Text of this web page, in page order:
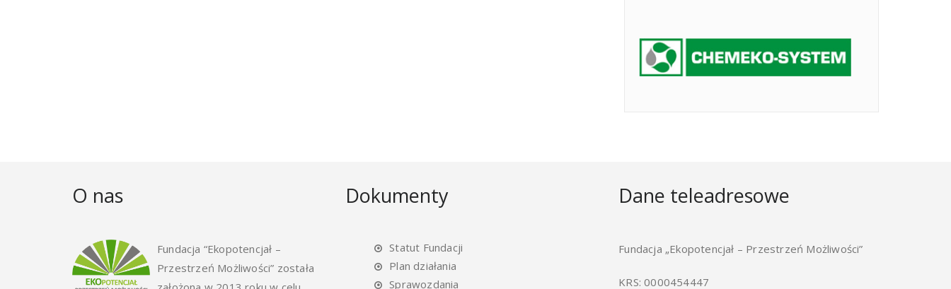
O nas
Fundacja “Ekopotencjał –
Przestrzeń Możliwości” została
Dokumenty
Statut Fundacji
Plan działania
Sprawozdania
Dane teleadresowe
Fundacja „Ekopotencjał – Przestrzeń Możliwości”
KRS: 0000454447